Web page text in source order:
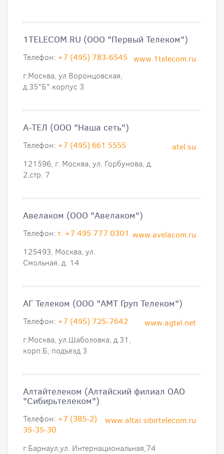
1TELECOM.RU (ООО "Первый Телеком")
www.1telecom.ru
Телефон: +7 (495) 783-6545
г.Москва, ул Воронцовская,
д.35"Б" корпус 3
А-ТЕЛ (ООО "Наша сеть")
atel.su
Телефон: +7 (495) 661 5555
121596, г. Москва, ул. Горбунова, д.
2,стр. 7
Авелаком (ООО "Авелаком")
www.avelacom.ru
Телефон: т. +7 495 777 0301
125493, Москва, ул.
Смольная, д. 14
АГ Телеком (ООО "АМТ Груп Телеком")
www.agtel.net
Телефон: +7 (495) 725-7642
г.Москва, ул.Шаболовка, д.31,
корп.Б, подъезд 3
Алтайтелеком (Алтайский филиал ОАО
"Сибирьтелеком")
www.altai.sibirtelecom.ru
Телефон: +7 (385-2)
35-35-30
г.Барнаул,ул. Интернациональная,74